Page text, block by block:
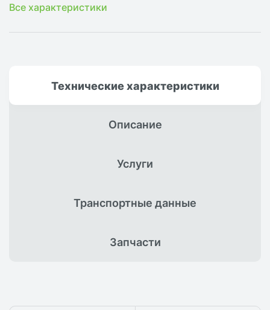
Все характеристики
Техническиехарактеристики
Описание
Услуги
Транспортныеданные
Запчасти